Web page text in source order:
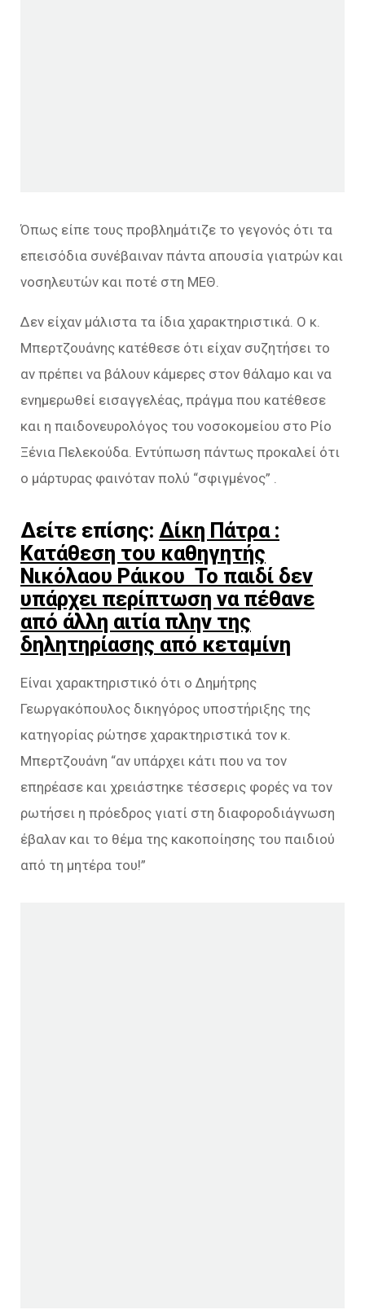
Όπως είπε τους προβλημάτιζε το γεγονός ότι τα
επεισόδια συνέβαιναν πάντα απουσία γιατρών και
νοσηλευτών και ποτέ στη ΜΕΘ.
Δεν είχαν μάλιστα τα ίδια χαρακτηριστικά. Ο κ.
Μπερτζουάνης κατέθεσε ότι είχαν συζητήσει το
αν πρέπει να βάλουν κάμερες στον θάλαμο και να
ενημερωθεί εισαγγελέας, πράγμα που κατέθεσε
και η παιδονευρολόγος του νοσοκομείου στο Ρίο
Ξένια Πελεκούδα. Εντύπωση πάντως προκαλεί ότι
ο μάρτυρας φαινόταν πολύ “σφιγμένος” .
Δείτε επίσης: Δίκη Πάτρα :
Κατάθεση του καθηγητής
Νικόλαου Ράικου Το παιδί δεν
υπάρχει περίπτωση να πέθανε
από άλλη αιτία πλην της
δηλητηρίασης από κεταμίνη
Είναι χαρακτηριστικό ότι ο Δημήτρης
Γεωργακόπουλος δικηγόρος υποστήριξης της
κατηγορίας ρώτησε χαρακτηριστικά τον κ.
Μπερτζουάνη “αν υπάρχει κάτι που να τον
επηρέασε και χρειάστηκε τέσσερις φορές να τον
ρωτήσει η πρόεδρος γιατί στη διαφοροδιάγνωση
έβαλαν και το θέμα της κακοποίησης του παιδιού
από τη μητέρα του!”